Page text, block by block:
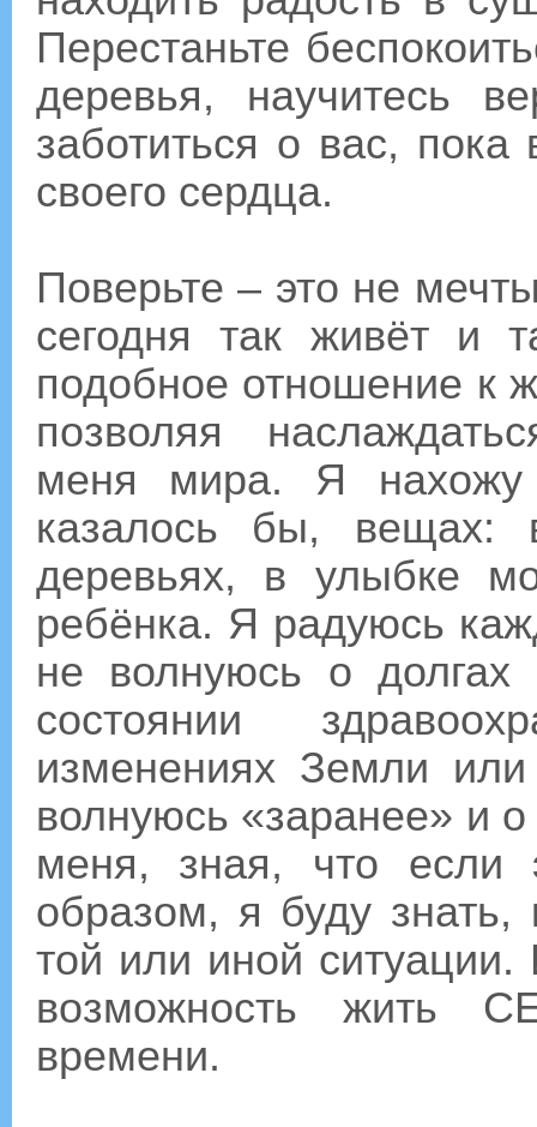
Перестаньте
деревья, научитесь
заботиться о вас, пока
своего сердца.
Поверьте – это не
сегодня так живёт и
подобное отношение к
позволяя
меня мира. Я нахожу
казалось бы, вещах:
деревьях, в улыбке
ребёнка. Я радуюсь
не волнуюсь о долгах
состоянии
изменениях Земли
волнуюсь «заранее» и о
меня, зная, что если
образом, я буду знать,
той или иной
возможность жить
времени.